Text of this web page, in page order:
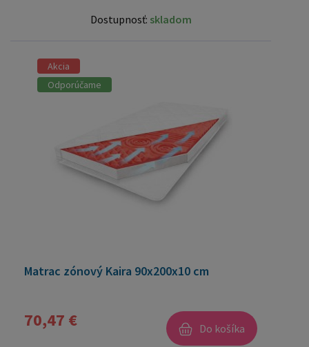
Dostupnosť: skladom
Akcia
Odporúčame
Matrac zónový Kaira 90x200x10 cm
70,47 € Do košíka